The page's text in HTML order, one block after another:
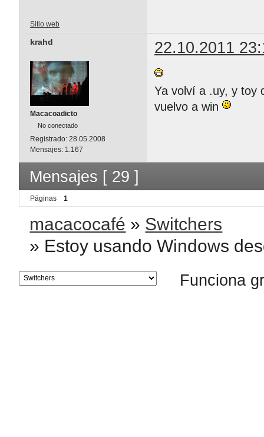
Sitio web
krahd 22.10.2011
Macacoadicto
No conectado
Registrado: 28.05.2008
Mensajes: 1.167
Ya volví a .uy, y toy
vuelvo a win
Mensajes [ 29 ]
Páginas 1
macacocafé » Switchers
» Estoy usando Windows
Funciona